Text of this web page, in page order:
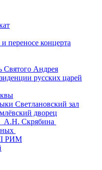
переносе концерта
Святого Андрея
русских царей
Светлановский зал
дворец
А.Н. Скрябина
РИМ